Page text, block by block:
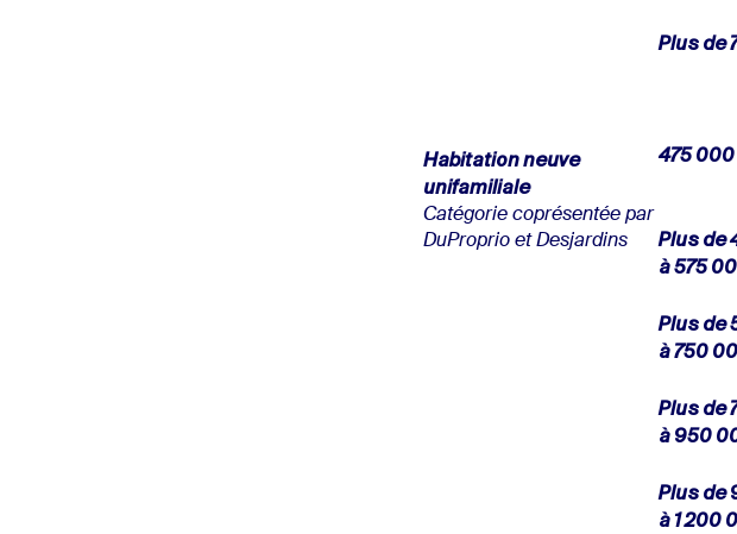
Plus de
Habitation neuve
unifamiliale
Catégorie coprésentée par
DuProprio et Desjardins
475
Plus de
à 575
Plus de
à 750
Plus de
à 950
Plus de
à 1 200